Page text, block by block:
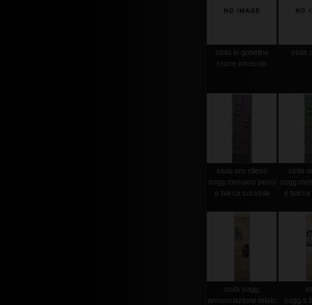
stola in gobeline
croce intreccio
stola
stola oro rilievo
sogg.mosaico pesci
e barca col.viola
stola
e barca
stola sogg.
annunciazione telaio